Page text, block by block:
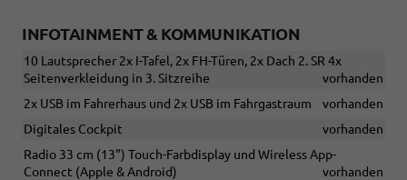
INFOTAINMENT & KOMMUNIKATION
10 Lautsprecher 2x I-Tafel, 2x FH-Türen, 2x Dach 2. SR 4x
Seitenverkleidung in 3. Sitzreihe
vorhanden
2x USB im Fahrerhaus und 2x USB im Fahrgastraum
vorhanden
Digitales Cockpit
vorhanden
Radio 33 cm (13") Touch-Farbdisplay und Wireless App-
Connect (Apple & Android)
vorhanden